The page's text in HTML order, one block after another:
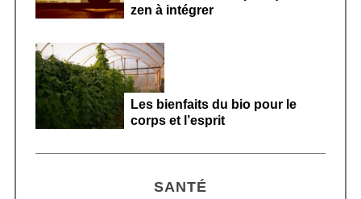
zen à intégrer
Les bienfaits du bio pour le
corps et l’esprit
SANTÉ